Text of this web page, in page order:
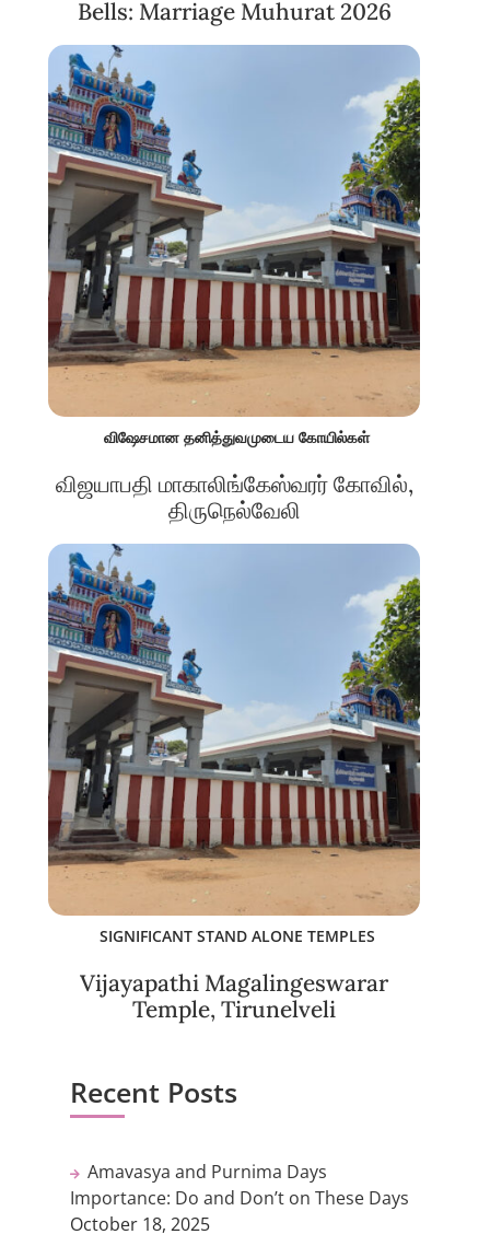
Bells: Marriage Muhurat 2026
விஷேசமான தனித்துவமுடைய கோயில்கள்
விஜயாபதி மாகாலிங்கேஸ்வரர் கோவில்,
திருநெல்வேலி
SIGNIFICANT STAND ALONE TEMPLES
Vijayapathi Magalingeswarar
Temple, Tirunelveli
Recent Posts
Amavasya and Purnima Days
Importance: Do and Don’t on These Days
October 18, 2025